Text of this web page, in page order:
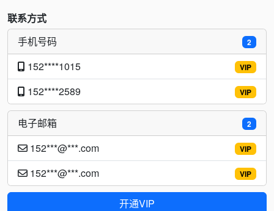
联系方式
2
手机号码
VIP
152****1015
VIP
152****2589
2
电子邮箱
VIP
152***@***.com
VIP
152***@***.com
开通VIP